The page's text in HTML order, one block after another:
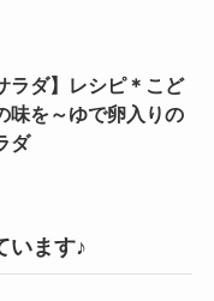
ラダ】レシピ＊こど
味を～ゆで卵入りの
ダ
います♪